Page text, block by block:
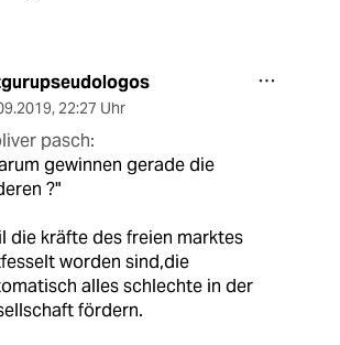
, 22:27 Uhr
pasch:
gewinnen gerade die
?"
die kräfte des freien marktes
worden sind,die
alles schlechte in der
fördern.